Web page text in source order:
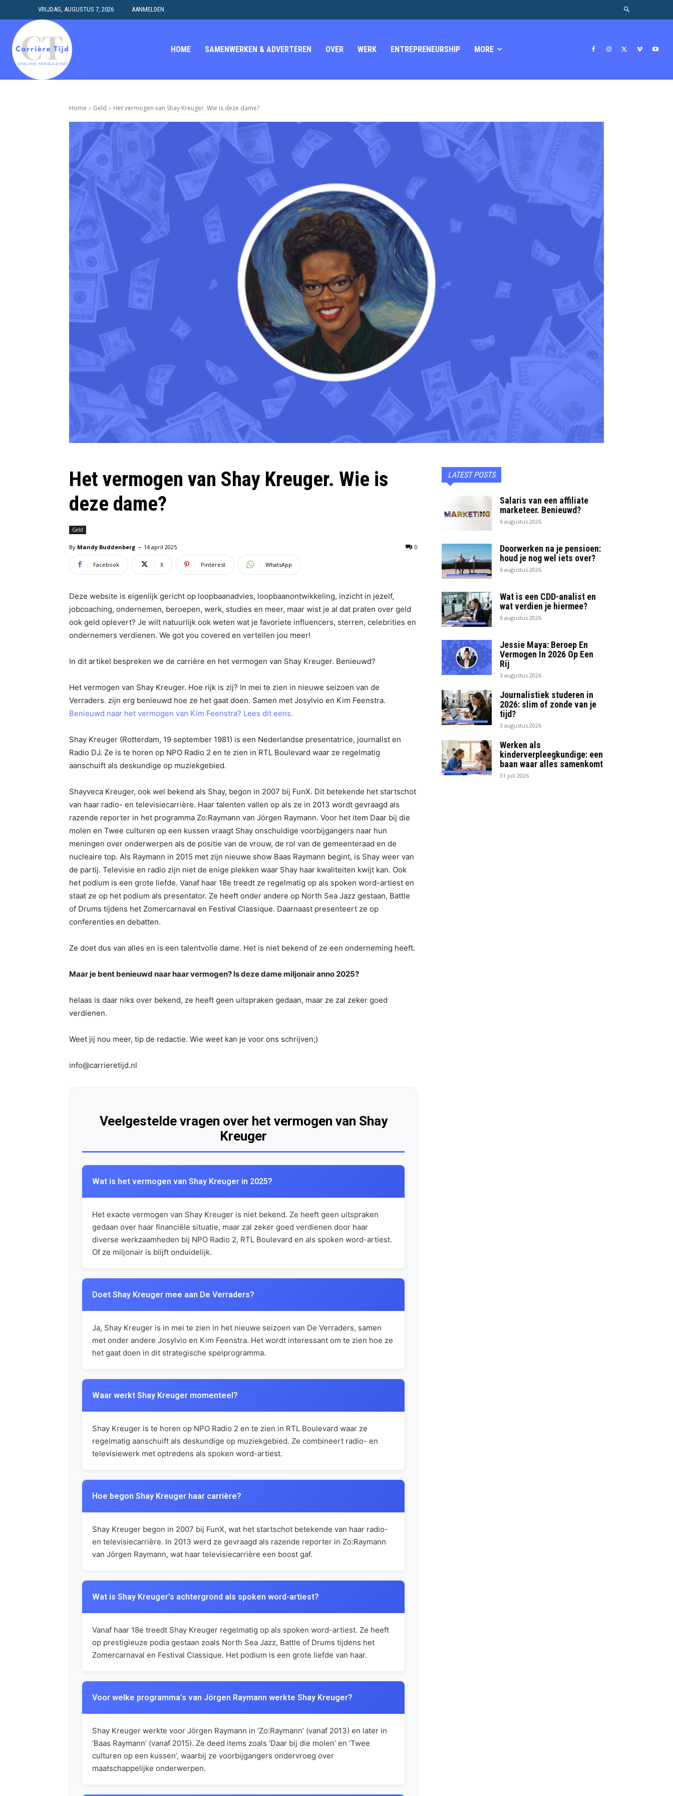
VRIJDAG, AUGUSTUS 7, 2026 AANMELDEN
HOME SAMENWERKEN & ADVERTEREN OVER WERK ENTREPRENEURSHIP MORE
Home Geld Het vermogen van Shay Kreuger. Wie is deze dame?
Het vermogen van Shay Kreuger. Wie is
deze dame?
Geld
0
By Mandy Buddenberg - 14 april 2025
Facebook X Pinterest WhatsApp
Deze website is eigenlijk gericht op loopbaanadvies, loopbaanontwikkeling, inzicht in jezelf,
jobcoaching, ondernemen, beroepen, werk, studies en meer, maar wist je al dat praten over geld
ook geld oplevert? Je wilt natuurlijk ook weten wat je favoriete influencers, sterren, celebrities en
ondernemers verdienen. We got you covered en vertellen jou meer!
In dit artikel bespreken we de carrière en het vermogen van Shay Kreuger. Benieuwd?
Het vermogen van Shay Kreuger. Hoe rijk is zij? In mei te zien in nieuwe seizoen van de
Verraders. zijn erg benieuwd hoe ze het gaat doen. Samen met Josylvio en Kim Feenstra.
Benieuwd naar het vermogen van Kim Feenstra? Lees dit eens.
Shay Kreuger (Rotterdam, 19 september 1981) is een Nederlandse presentatrice, journalist en
Radio DJ. Ze is te horen op NPO Radio 2 en te zien in RTL Boulevard waar ze regelmatig
aanschuift als deskundige op muziekgebied.
Shayveca Kreuger, ook wel bekend als Shay, begon in 2007 bij FunX. Dit betekende het startschot
van haar radio- en televisiecarrière. Haar talenten vallen op als ze in 2013 wordt gevraagd als
razende reporter in het programma Zo:Raymann van Jörgen Raymann. Voor het item Daar bij die
molen en Twee culturen op een kussen vraagt Shay onschuldige voorbijgangers naar hun
meningen over onderwerpen als de positie van de vrouw, de rol van de gemeenteraad en de
nucleaire top. Als Raymann in 2015 met zijn nieuwe show Baas Raymann begint, is Shay weer van
de partij. Televisie en radio zijn niet de enige plekken waar Shay haar kwaliteiten kwijt kan. Ook
het podium is een grote liefde. Vanaf haar 18e treedt ze regelmatig op als spoken word-artiest en
staat ze op het podium als presentator. Ze heeft onder andere op North Sea Jazz gestaan, Battle
of Drums tijdens het Zomercarnaval en Festival Classique. Daarnaast presenteert ze op
conferenties en debatten.
Ze doet dus van alles en is een talentvolle dame. Het is niet bekend of ze een onderneming heeft.
Maar je bent benieuwd naar haar vermogen? Is deze dame miljonair anno 2025?
helaas is daar niks over bekend, ze heeft geen uitspraken gedaan, maar ze zal zeker goed
verdienen.
Weet jij nou meer, tip de redactie. Wie weet kan je voor ons schrijven;)
info@carrieretijd.nl
Veelgestelde vragen over het vermogen van Shay
Kreuger
Wat is het vermogen van Shay Kreuger in 2025?
Het exacte vermogen van Shay Kreuger is niet bekend. Ze heeft geen uitspraken
gedaan over haar financiële situatie, maar zal zeker goed verdienen door haar
diverse werkzaamheden bij NPO Radio 2, RTL Boulevard en als spoken word-artiest.
Of ze miljonair is blijft onduidelijk.
Doet Shay Kreuger mee aan De Verraders?
Ja, Shay Kreuger is in mei te zien in het nieuwe seizoen van De Verraders, samen
met onder andere Josylvio en Kim Feenstra. Het wordt interessant om te zien hoe ze
het gaat doen in dit strategische spelprogramma.
Waar werkt Shay Kreuger momenteel?
Shay Kreuger is te horen op NPO Radio 2 en te zien in RTL Boulevard waar ze
regelmatig aanschuift als deskundige op muziekgebied. Ze combineert radio- en
televisiewerk met optredens als spoken word-artiest.
Hoe begon Shay Kreuger haar carrière?
Shay Kreuger begon in 2007 bij FunX, wat het startschot betekende van haar radio-
en televisiecarrière. In 2013 werd ze gevraagd als razende reporter in Zo:Raymann
van Jörgen Raymann, wat haar televisiecarrière een boost gaf.
Wat is Shay Kreuger’s achtergrond als spoken word-artiest?
Vanaf haar 18e treedt Shay Kreuger regelmatig op als spoken word-artiest. Ze heeft
op prestigieuze podia gestaan zoals North Sea Jazz, Battle of Drums tijdens het
Zomercarnaval en Festival Classique. Het podium is een grote liefde van haar.
Voor welke programma’s van Jörgen Raymann werkte Shay Kreuger?
Shay Kreuger werkte voor Jörgen Raymann in ‘Zo:Raymann’ (vanaf 2013) en later in
‘Baas Raymann’ (vanaf 2015). Ze deed items zoals ‘Daar bij die molen’ en ‘Twee
culturen op een kussen’, waarbij ze voorbijgangers ondervroeg over
maatschappelijke onderwerpen.
LATEST POSTS
Salaris van een affiliate
marketeer. Benieuwd?
6 augustus 2026
Doorwerken na je pensioen:
houd je nog wel iets over?
6 augustus 2026
Wat is een CDD-analist en
wat verdien je hiermee?
6 augustus 2026
Jessie Maya: Beroep En
Vermogen In 2026 Op Een
Rij
3 augustus 2026
Journalistiek studeren in
2026: slim of zonde van je
tijd?
3 augustus 2026
Werken als
kinderverpleegkundige: een
baan waar alles samenkomt
31 juli 2026